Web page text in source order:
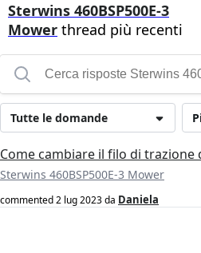
Sterwins 460BSP500E-3
Mower thread più recenti
Tutte le domande
Come cambiare il filo di trazione
Sterwins 460BSP500E-3 Mower
commented2 lug 2023da Daniela